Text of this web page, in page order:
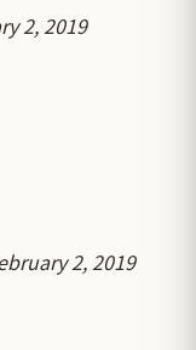
2, 2019
2, 2019